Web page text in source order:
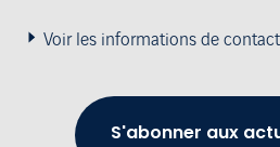
Voir les informations de contact
S'abonner aux